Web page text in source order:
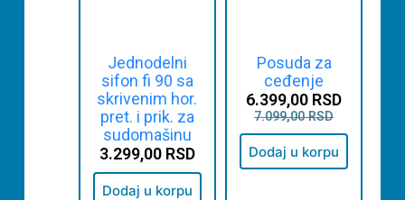
Jednodelni
sifon fi 90 sa
skrivenim hor.
pret. i prik. za
sudomašinu
3.299,00 RSD
Dodaj u korpu
Posuda za
ceđenje
7.099,00RSD
6.399,00 RSD
Dodaj u korpu